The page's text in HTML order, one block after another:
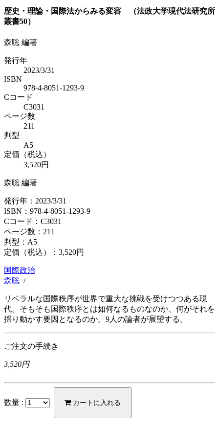
歴史・理論・国際法からみる変容 （法政大学現代法研究所
叢書50）
森聡 編著
発行年
2023/3/31
ISBN
978-4-8051-1293-9
Cコード
C3031
ページ数
211
判型
A5
定価（税込）
3,520円
森聡 編著
発行年：2023/3/31
ISBN：978-4-8051-1293-9
Cコード：C3031
ページ数：211
判型：A5
定価（税込）： 3,520円
国際政治
森聡 /
リベラルな国際秩序が世界で重大な挑戦を受けつつある現
代。そもそも国際秩序とは如何なるものなのか、何がそれを
揺り動かす要因となるのか。9人の論者が展望する。
ご注文の手続き
3,520円
数量 : カートに入れる